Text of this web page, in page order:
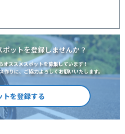
ットを登録しませんか？
オススメスポットを募集しています！
りに、ご協力よろしくお願いいたします。
トを登録する